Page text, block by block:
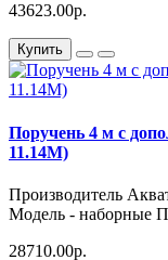
43623.00р.
Купить
Поручень 4 м с
11.14М)
Производитель
Модель - наборные
28710.00р.